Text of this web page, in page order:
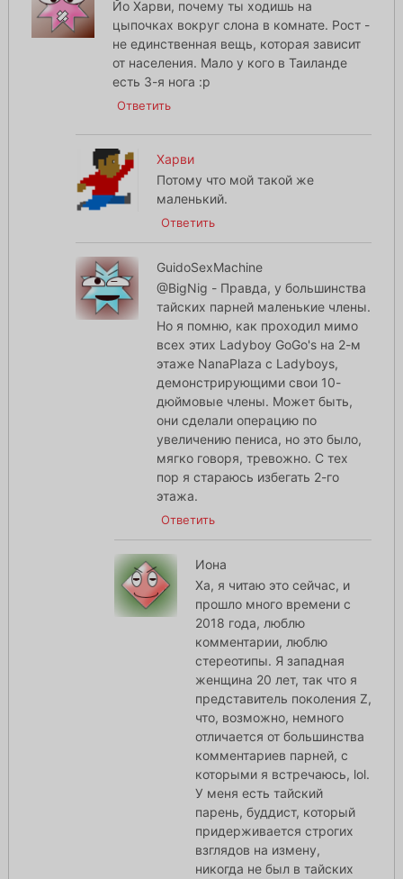
Йо Харви, почему ты ходишь на
цыпочках вокруг слона в комнате. Рост -
не единственная вещь, которая зависит
от населения. Мало у кого в Таиланде
есть 3-я нога :p
Ответить
Харви
Потому что мой такой же
маленький.
Ответить
GuidoSexMachine
@BigNig - Правда, у большинства
тайских парней маленькие члены.
Но я помню, как проходил мимо
всех этих Ladyboy GoGo's на 2-м
этаже NanaPlaza с Ladyboys,
демонстрирующими свои 10-
дюймовые члены. Может быть,
они сделали операцию по
увеличению пениса, но это было,
мягко говоря, тревожно. С тех
пор я стараюсь избегать 2-го
этажа.
Ответить
Иона
Ха, я читаю это сейчас, и
прошло много времени с
2018 года, люблю
комментарии, люблю
стереотипы. Я западная
женщина 20 лет, так что я
представитель поколения Z,
что, возможно, немного
отличается от большинства
комментариев парней, с
которыми я встречаюсь, lol.
У меня есть тайский
парень, буддист, который
придерживается строгих
взглядов на измену,
никогда не был в тайских